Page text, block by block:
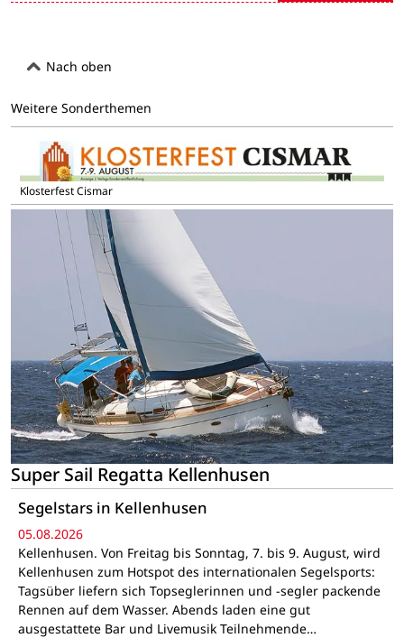
Nach oben
Weitere Sonderthemen
Klosterfest Cismar
Super Sail Regatta Kellenhusen
Segelstars in Kellenhusen
05.08.2026
Kellenhusen. Von Freitag bis Sonntag, 7. bis 9. August, wird
Kellenhusen zum Hotspot des internationalen Segelsports:
Tagsüber liefern sich Topseglerinnen und -segler packende
Rennen auf dem Wasser. Abends laden eine gut
ausgestattete Bar und Livemusik Teilnehmende…